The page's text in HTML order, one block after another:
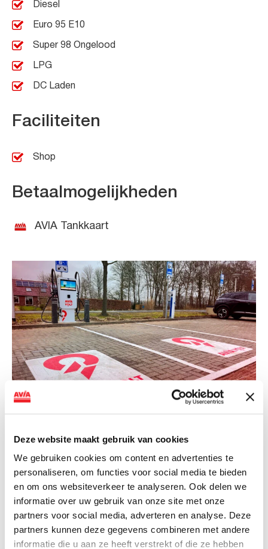
Deze website maakt gebruik van cookies
We gebruiken cookies om content en advertenties te
personaliseren, om functies voor social media te bieden
en om ons websiteverkeer te analyseren. Ook delen we
informatie over uw gebruik van onze site met onze
partners voor social media, adverteren en analyse. Deze
partners kunnen deze gegevens combineren met andere
informatie die u aan ze heeft verstrekt of die ze hebben
Diesel
Euro 95 E10
Super 98 Ongelood
LPG
DC Laden
Faciliteiten
Shop
Betaalmogelijkheden
AVIA Tankkaart
NIEUWS
AVIA VOLT en Fletcher Hotels starten
landelijke uitrol van DC-
snellaadinfrastructuur
AVIA VOLT en Fletcher Hotels starten landelijke uitrol
van DC-snellaadinfrastructuur AVIA VOLT en...
Lees verder